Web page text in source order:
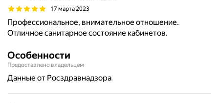
17 марта 2023
Профессиональное, внимательное отношение.
Отличное санитарное состояние кабинетов.
Особенности
Предоставлено владельцем
данные от Росздравнадзора